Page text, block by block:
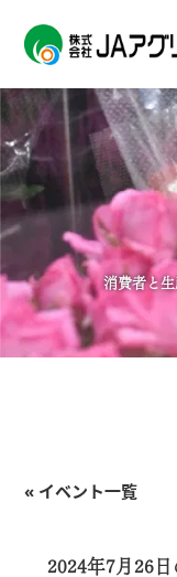
消費者と
« イベント一覧
2024年7月26